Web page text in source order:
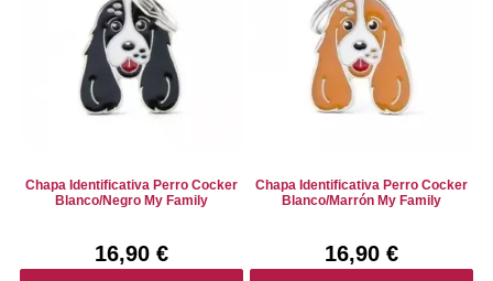
Chapa Identificativa Perro Cocker
Blanco/Negro My Family
16,90 €
Chapa Identificativa Perro Cocker
Blanco/Marrón My Family
16,90 €